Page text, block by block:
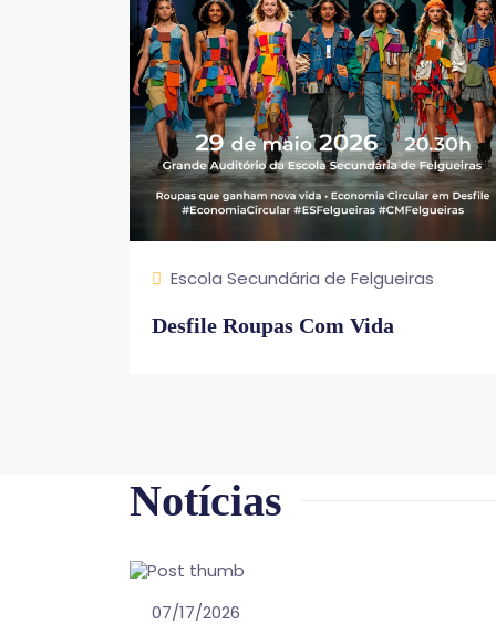
Escola Secundária de Felgueiras
Desfile Roupas Com Vida
Notícias
07/17/2026